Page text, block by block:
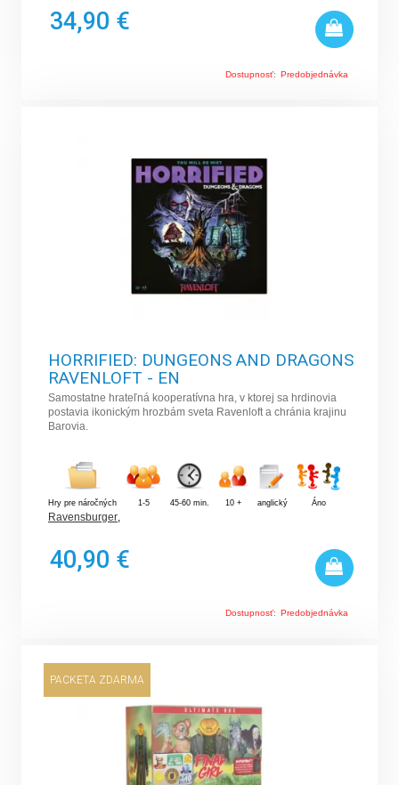
34,90 €
Dostupnosť: Predobjednávka
HORRIFIED: DUNGEONS AND DRAGONS
RAVENLOFT - EN
Samostatne hrateľná kooperatívna hra, v ktorej sa hrdinovia
postavia ikonickým hrozbám sveta Ravenloft a chránia krajinu
Barovia.
Hry pre náročných 1-5 45-60 min. 10 + anglický Áno
Ravensburger,
40,90 €
Dostupnosť: Predobjednávka
PACKETA ZDARMA